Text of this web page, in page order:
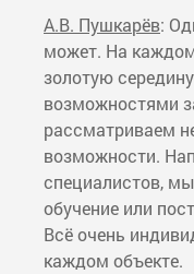
А.В. Пушкарёв:
может. На
золотую
возможностями
рассматриваем
возможности.
специалистов,
обучение или
Всё очень
каждом объекте.